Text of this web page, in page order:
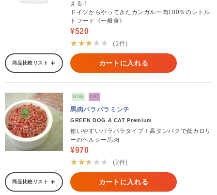
える！
ドイツからやってきたカンガルー肉100％のレトル
トフード《一般食》
¥520
★★★★★
(1件)
商品比較リスト カートに入れる
DOG CAT
馬肉パラパラミンチ
GREEN DOG & CAT Premium
使いやすいパラパラタイプ！高タンパクで低カロリ
ーのヘルシー馬肉
¥970
★★★★★
(2件)
商品比較リスト カートに入れる